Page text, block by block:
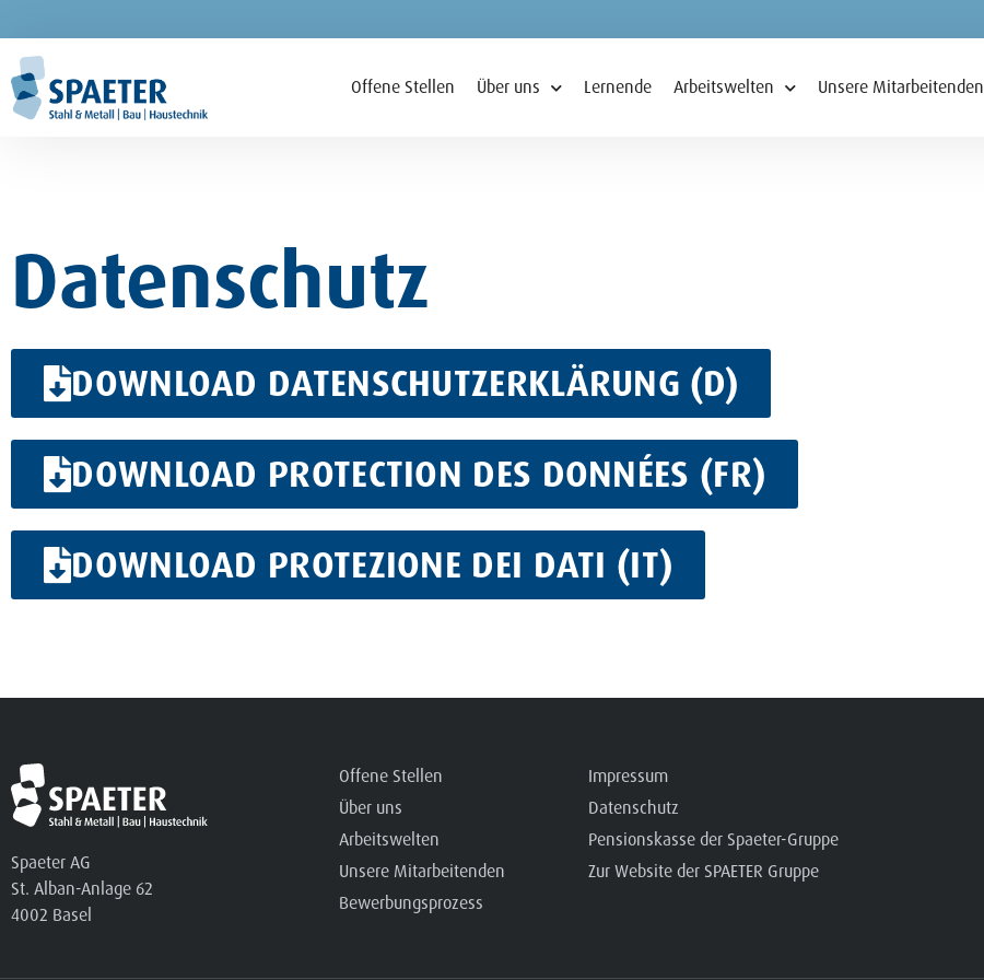
Offene Stellen Über uns Lernende Arbeitswelten Unsere Mitarbeitenden
Datenschutz
DOWNLOAD DATENSCHUTZERKLÄRUNG (D)
DOWNLOAD PROTECTION DES DONNÉES (FR)
DOWNLOAD PROTEZIONE DEI DATI (IT)
Spaeter AG
St. Alban-Anlage 62
4002 Basel
Offene Stellen
Über uns
Arbeitswelten
Unsere Mitarbeitenden
Bewerbungsprozess
Impressum
Datenschutz
Pensionskasse der Spaeter-Gruppe
Zur Website der SPAETER Gruppe